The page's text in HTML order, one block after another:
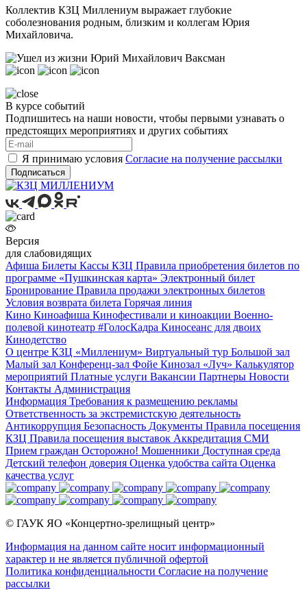
Коллектив КЗЦ Миллениум выражает глубокие
соболезнования родным, близким и коллегам Юрия
Михайловича.
В курсе событий
Подпишитесь на наши новости, чтобы первыми узнавать о
предстоящих мероприятиях и других событиях
Я принимаю условия Согласие на получение рассылки
Подписаться
Версия
для слабовидящих
Афиша Билеты Кассы КЗЦ Правила приобретения билетов по
программе «Пушкинская карта» Электронный билет
Бронирование Правила продажи электронных билетов
Условия возврата билета Горячая линия
Кино Киноафиша Кинофестивали и киноакции Военно-
полевой кинотеатр #ГолосКадра Киносеанс для двоих
Кинодетство
О центре КЗЦ «Миллениум» Виртуальный тур Большой зал
Малый зал Конференц-зал Фойе Кинозал «Луч» Калькулятор
мероприятий Платные услуги Вакансии Партнеры Новости
Контакты Администрация
Информация Требования к размещению рекламы
Ответственность за экстремистскую деятельность
Антикоррупция Безопасность Документы Правила посещения
КЗЦ Правила посещения выставок Аккредитация СМИ
Прием граждан Осторожно! Мошенники Доступная среда
Детский телефон доверия Оценка удобства сайта Оценка
качества услуг
© ГАУК ЯО «Концертно-зрелищный центр»
Информация на данном сайте носит информационный
характер и не является публичной офертой
Политика конфиденциальности Согласие на получение
рассылки